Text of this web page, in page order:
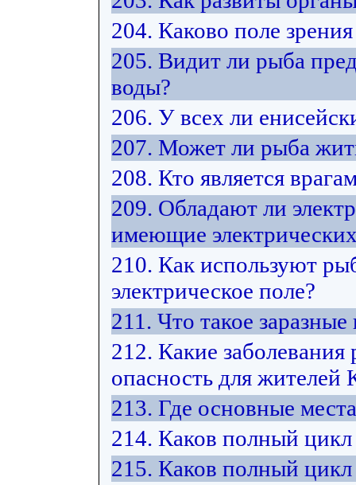
204. Каково поле
205. Видит ли рыба
воды?
206. У всех ли
207. Может ли рыба
208. Кто является
209. Обладают ли
имеющие
210. Как используют
электрическое поле?
211. Что такое
212. Какие
опасность для жителей
213. Где основные
214. Каков полный цикл
215. Каков полный цикл